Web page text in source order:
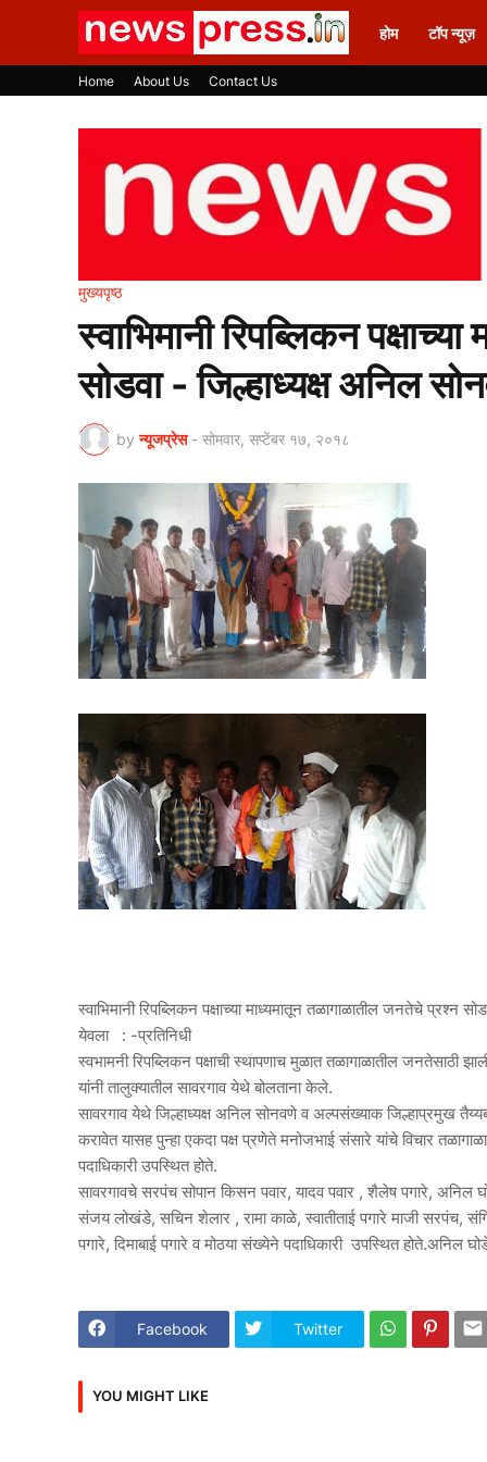
होम टॉप न्यूज़
Home About Us Contact Us
मुख्यपृष्ठ
स्वाभिमानी रिपब्लिकन
सोडवा - जिल्हाध्यक्ष अनिल
by न्यूजप्रेस - सोमवार, सप्टेंबर १७, २०१८
स्वाभिमानी रिपब्लिकन पक्षाच्या माध्यमातून तळागाळातील जनतेचे प्रश्न
येवला : -प्रतिनिधी
स्वभामनी रिपब्लिकन पक्षाची स्थापणाच मुळात तळागाळातील जनतेसाठी
यांनी तालुक्यातील सावरगाव येथे बोलताना केले.
सावरगाव येथे जिल्हाध्यक्ष अनिल सोनवणे व अल्पसंख्याक जिल्हाप्रमुख तैय्यब
करावेत यासह पुन्हा एकदा पक्ष प्रणेते मनोजभाई संसारे यांचे विचार
पदाधिकारी उपस्थित होते.
सावरगावचे सरपंच सोपान किसन पवार, यादव पवार , शैलेष पगारे, अनिल
संजय लोखंडे, सचिन शेलार , रामा काळे, स्वातीताई पगारे माजी सरपंच,
पगारे, दिमाबाई पगारे व मोठया संख्येने पदाधिकारी उपस्थित
Facebook Twitter
YOU MIGHT LIKE